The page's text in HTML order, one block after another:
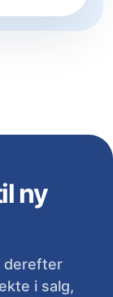
ny
derefter
i salg,